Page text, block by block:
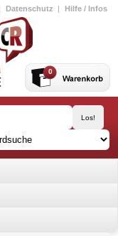
Datenschutz | Hilfe / Infos
0